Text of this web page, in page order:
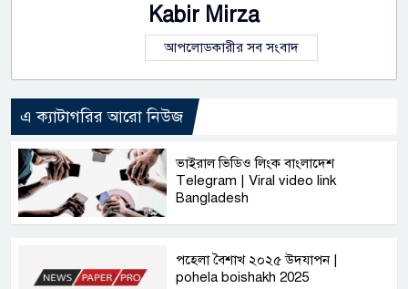
Kabir Mirza
আপলোডকারীর সব সংবাদ
এ ক্যাটাগরির আরো নিউজ
ভাইরাল ভিডিও লিংক বাংলাদেশ
Telegram | Viral video link
Bangladesh
পহেলা বৈশাখ ২০২৫ উদযাপন |
pohela boishakh 2025